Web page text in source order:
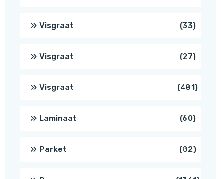
Visgraat 3333
Visgraat 2727
Visgraat 481481
Laminaat 6060
Parket 8282